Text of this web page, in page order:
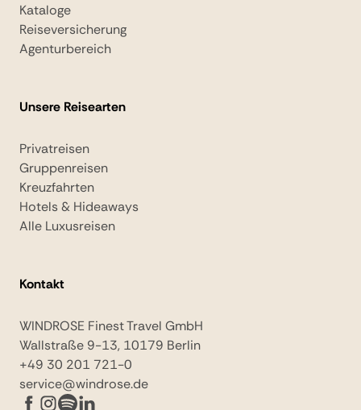
Kataloge
Reiseversicherung
Agenturbereich
Unsere Reisearten
Privatreisen
Gruppenreisen
Kreuzfahrten
Hotels & Hideaways
Alle Luxusreisen
Kontakt
WINDROSE Finest Travel GmbH
Wallstraße 9-13, 10179 Berlin
+49 30 201 721-0
service@windrose.de